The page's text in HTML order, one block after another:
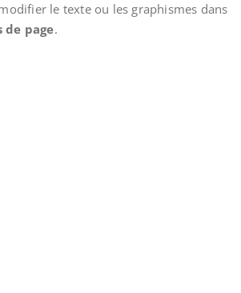
le texte ou les graphismes dans
de page.